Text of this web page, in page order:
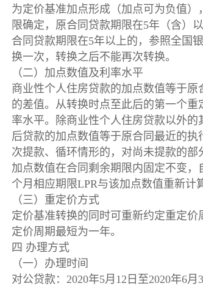
为定价基准加点形成（加点可为负值
限确定，原合同贷款期限在5年（含）
合同贷款期限在5年以上的，参照全国
换一次，转换之后不能再次转换。
（二）加点数值及利率水平
商业性个人住房贷款的加点数值等于
的差值。从转换时点至此后的第一个
率水平。除商业性个人住房贷款以外
后贷款的加点数值等于原合同最近的
次提款、循环情形的，对尚未提款的部
加点数值在合同剩余期限内固定不变
个月相应期限LPR与该加点数值重新计
（三）重定价方式
定价基准转换的同时可重新约定重定
定价周期最短为一年。
四 办理方式
（一）办理时间
对公贷款：2020年5月12日至2020年6月